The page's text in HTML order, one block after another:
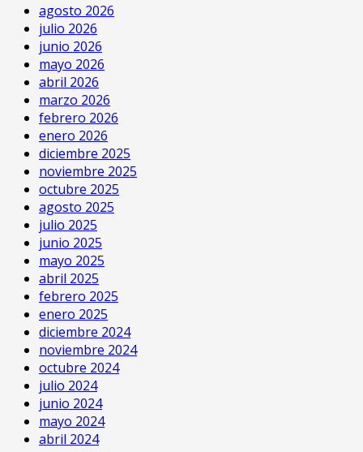
agosto 2026
julio 2026
junio 2026
mayo 2026
abril 2026
marzo 2026
febrero 2026
enero 2026
diciembre 2025
noviembre 2025
octubre 2025
agosto 2025
julio 2025
junio 2025
mayo 2025
abril 2025
febrero 2025
enero 2025
diciembre 2024
noviembre 2024
octubre 2024
julio 2024
junio 2024
mayo 2024
abril 2024